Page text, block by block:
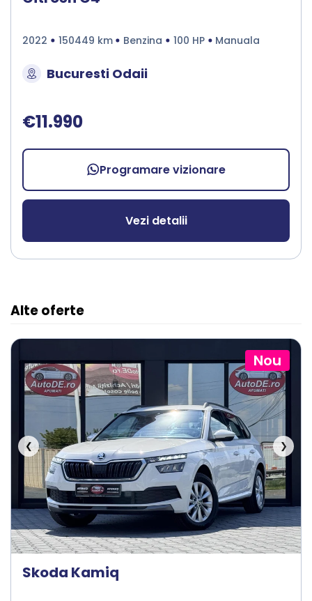
2022 150449 km Benzina 100 HP Manuala
Bucuresti Odaii
€11.990
Programare vizionare
Vezi detalii
Alte oferte
Nou
❮ ❯
Skoda Kamiq